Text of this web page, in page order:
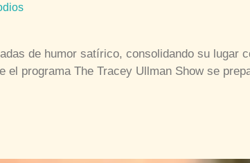
de humor satírico, consolidando su lugar
programa The Tracey Ullman Show se